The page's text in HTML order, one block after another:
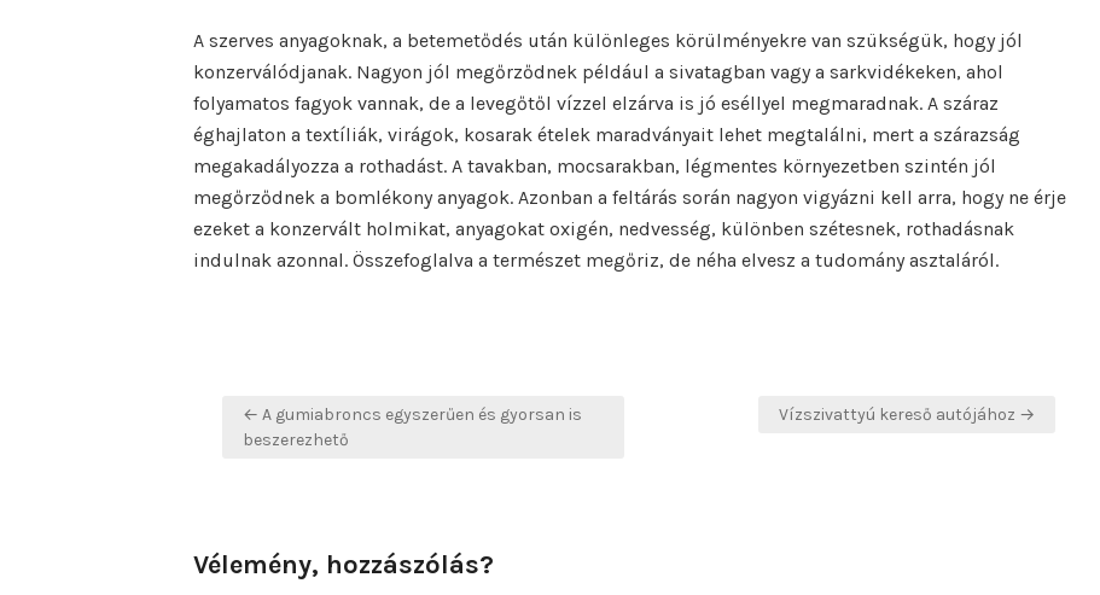
A szerves anyagoknak, a betemetődés után különleges körülményekre van szükségük, hogy jól
konzerválódjanak. Nagyon jól megőrződnek például a sivatagban vagy a sarkvidékeken, ahol
folyamatos fagyok vannak, de a levegőtől vízzel elzárva is jó eséllyel megmaradnak. A száraz
éghajlaton a textíliák, virágok, kosarak ételek maradványait lehet megtalálni, mert a szárazság
megakadályozza a rothadást. A tavakban, mocsarakban, légmentes környezetben szintén jól
megőrződnek a bomlékony anyagok. Azonban a feltárás során nagyon vigyázni kell arra, hogy ne érje
ezeket a konzervált holmikat, anyagokat oxigén, nedvesség, különben szétesnek, rothadásnak
indulnak azonnal. Összefoglalva a természet megőriz, de néha elvesz a tudomány asztaláról.
Bejegyzés
navigáció
← A gumiabroncs egyszerűen és gyorsan is
beszerezhető
Vízszivattyú kereső autójához →
Vélemény, hozzászólás?